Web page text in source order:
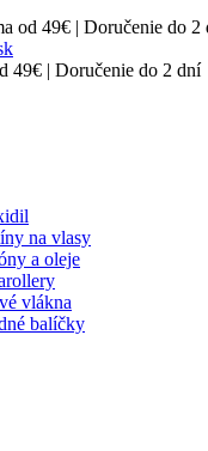
od 49€ | Doručenie do 2
49€ | Doručenie do 2 dní
na vlasy
a oleje
vlákna
balíčky